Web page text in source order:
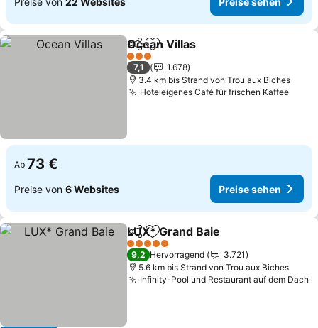
TeilenZu Favoriten hinzufügen
Ocean Villas
3 Sterne
7,1
1.678
3.4 km bis Strand von Trou aux Biches
Hoteleigenes Café für frischen Kaffee
Ab 73 €
Preise von 6 Websites Preise sehen
TeilenZu Favoriten hinzufügen
LUX* Grand Baie
5 Sterne
9,2 Hervorragend
3.721
5.6 km bis Strand von Trou aux Biches
Infinity-Pool und Restaurant auf dem Dach